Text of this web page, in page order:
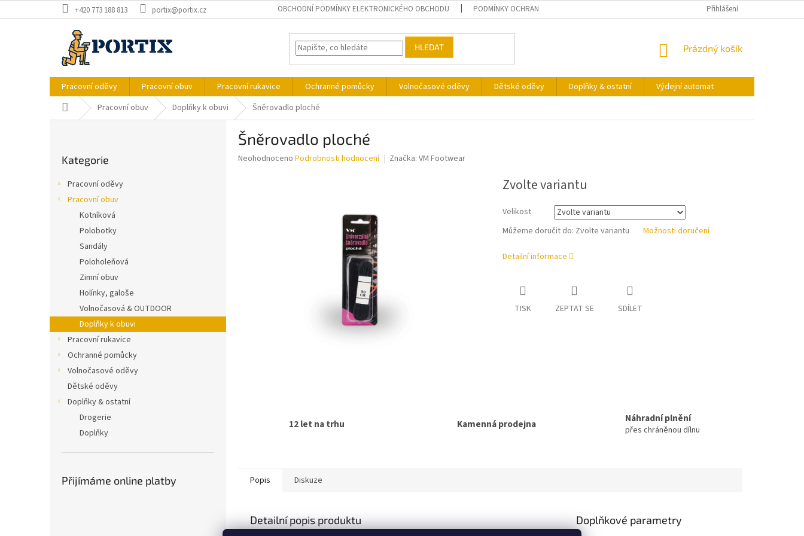
na
+420 773 188 813 portix@portix.cz OBCHODNÍ PODMÍNKY ELEKTRONICKÉHO OBCHODU PODMÍNKY OCHRANY OSOBNÍCH ÚDAJŮ VÝDEJNÍ AUTOMAT
Přihlášení
HLEDAT
NÁKUPNÍ
Prázdný košík
Pracovní oděvy Pracovní obuv Pracovní rukavice Ochranné pomůcky Volnočasové oděvy Dětské oděvy Doplňky & ostatní
Výdejní automat
Domů Pracovní obuv Doplňky k obuvi Šněrovadlo ploché
kategorie
Kategorie
Pracovní oděvy
Pracovní obuv
Kotníková
Polobotky
Sandály
Poloholeňová
Zimní obuv
Holínky, galoše
Volnočasová & OUTDOOR
Doplňky k obuvi
Pracovní rukavice
Ochranné pomůcky
Volnočasové oděvy
Dětské oděvy
Doplňky & ostatní
Drogerie
Doplňky
Přijímáme online platby
Šněrovadlo ploché
Průměrné
Neohodnoceno Podrobnosti hodnocení Značka: VM Footwear
Zvolte variantu
Velikost
Můžeme doručit do: Zvolte variantu Možnosti doručení
Detailní informace
TISK ZEPTAT SE SDÍLET
12 let na trhu Kamenná prodejna Náhradní plnění
přes chráněnou dílnu
Popis Diskuze
Detailní popis produktu Doplňkové parametry